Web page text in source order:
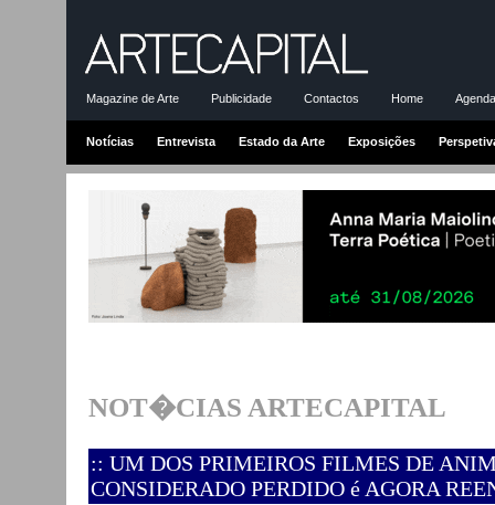
Magazine de Arte Publicidade Contactos Home
Notícias Entrevista Estado da Arte Exposições
NOT�CIAS ARTECAPITAL
:: UM DOS PRIMEIROS FILMES DE
CONSIDERADO PERDIDO é AGORA